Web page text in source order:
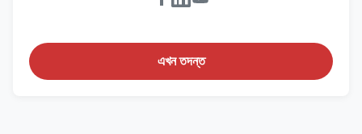
এখন তদন্ত